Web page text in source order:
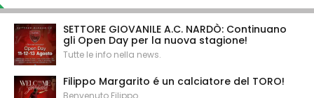
SETTORE GIOVANILE A.C. NARDÒ: Continuano
gli Open Day per la nuova stagione!
Tutte le info nella news.
Filippo Margarito é un calciatore del TORO!
Benvenuto Filippo.